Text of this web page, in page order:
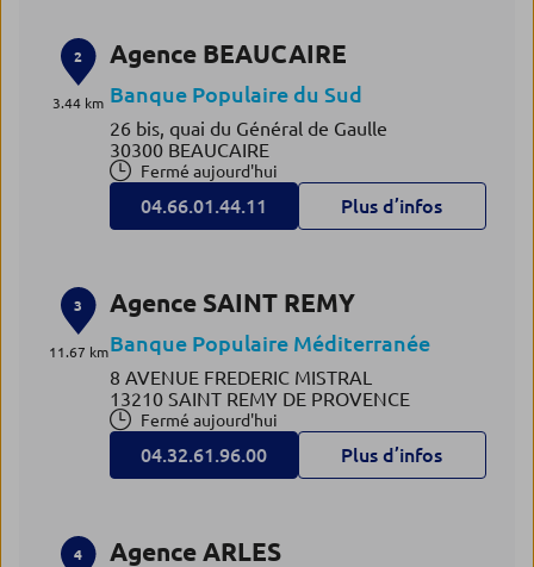
2
3.44 km
Agence BEAUCAIRE
Banque Populaire du Sud
26 bis, quai du Général de Gaulle
30300 BEAUCAIRE
Fermé aujourd'hui
04.66.01.44.11 Plus d’infos
3
11.67 km
Agence SAINT REMY
Banque Populaire Méditerranée
8 AVENUE FREDERIC MISTRAL
13210 SAINT REMY DE PROVENCE
Fermé aujourd'hui
04.32.61.96.00 Plus d’infos
4 Agence ARLES